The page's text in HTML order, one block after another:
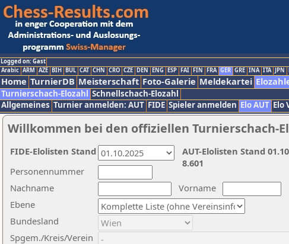
Logged on: Gast
Arabic ARM AZE BIH BUL CAT CHN CRO CZE DEN ENG ESP FAI FIN FRA GER GRE INA ITA JPN
Home TurnierDB Meisterschaft Foto-Galerie Meldekartei
Turnierschach-Elozahl Schnellschach-Elozahl
Allgemeines Turnier anmelden: AUT FIDE Spieler anmelden Elo AUT Elo
Willkommen bei den offiziellen Turnierschach-
Nachname
Vorname
Ebene
Personennummer
Bundesland
Spgem./Kreis/Verein
AUT-Elolisten Stand
8.601
FIDE-Elolisten Stand